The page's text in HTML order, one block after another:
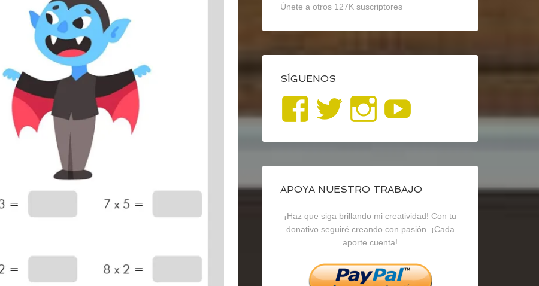
Únete a otros 127K suscriptores
SÍGUENOS
Ver
perfil
de
blogrecursosep
en
Facebook
Ver
perfil
de
recursosep
en
Twitter
Ver
perfil
de
recursosep
en
Instagram
YouTube
APOYA NUESTRO TRABAJO
¡Haz que siga brillando mi creatividad! Con tu
donativo seguiré creando con pasión. ¡Cada
aporte cuenta!